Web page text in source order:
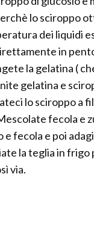
lo sciroppo
dei liquidi
in
la gelatina (
gelatina e
lo sciroppo a
fecola e
fecola e poi
la teglia in
via.